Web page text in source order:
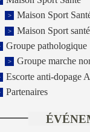
Maison Sport
Maison Sport
Groupe pathologique
Groupe marche
Escorte anti-dopage A
Partenaires